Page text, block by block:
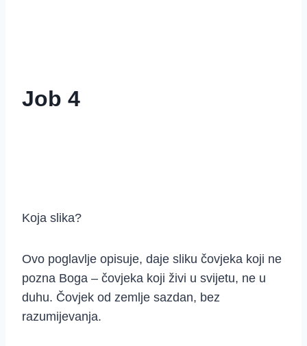
Job 4
Koja slika?
Ovo poglavlje opisuje, daje sliku čovjeka koji ne
pozna Boga – čovjeka koji živi u svijetu, ne u
duhu. Čovjek od zemlje sazdan, bez
razumijevanja.